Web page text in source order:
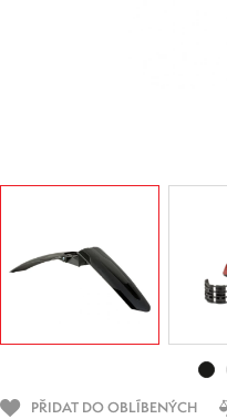
PŘIDAT DO OBLÍBENÝCH